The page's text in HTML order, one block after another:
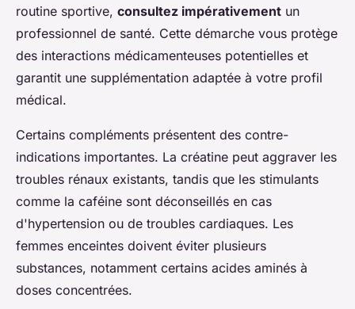
routine sportive, consultez impérativement un
professionnel de santé. Cette démarche vous protège
des interactions médicamenteuses potentielles et
garantit une supplémentation adaptée à votre profil
médical.
Certains compléments présentent des contre-
indications importantes. La créatine peut aggraver les
troubles rénaux existants, tandis que les stimulants
comme la caféine sont déconseillés en cas
d'hypertension ou de troubles cardiaques. Les
femmes enceintes doivent éviter plusieurs
substances, notamment certains acides aminés à
doses concentrées.